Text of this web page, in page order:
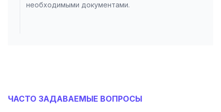
необходимыми документами.
ЧАСТО ЗАДАВАЕМЫЕ ВОПРОСЫ